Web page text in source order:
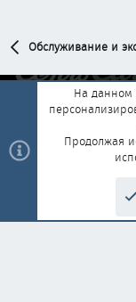
Обслуживание и
Обратная связь
Политика
add-ons by ThemeHouse
На данном
Продолжая